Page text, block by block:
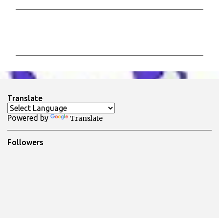
e
t
i
Translate
Powered by Translate
Followers